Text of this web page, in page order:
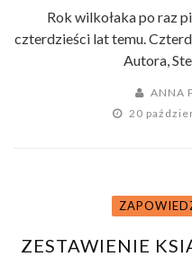
Rok wilkołaka po raz
czterdzieści lat temu.
Autora,
ANNA
20
ZESTAWIENIE